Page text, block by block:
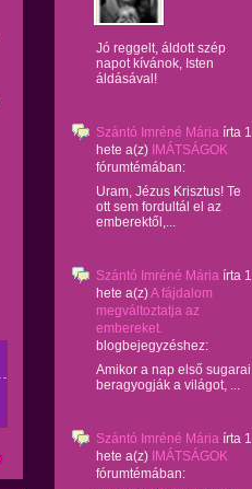
Jó reggelt, áldott szép
napot kívánok, Isten
áldásával!
Szántó Imréné Mária írta 1
hete a(z) IMÁTSÁGOK
fórumtémában:
Uram, Jézus Krisztus! Te
ott sem fordultál el az
emberektől,...
Szántó Imréné Mária írta 1
hete a(z)A fájdalom
megváltoztatja az
embereket.
blogbejegyzéshez:
Amikor a nap első sugarai
beragyogják a világot, ...
Szántó Imréné Mária írta 1
hete a(z) IMÁTSÁGOK
fórumtémában: